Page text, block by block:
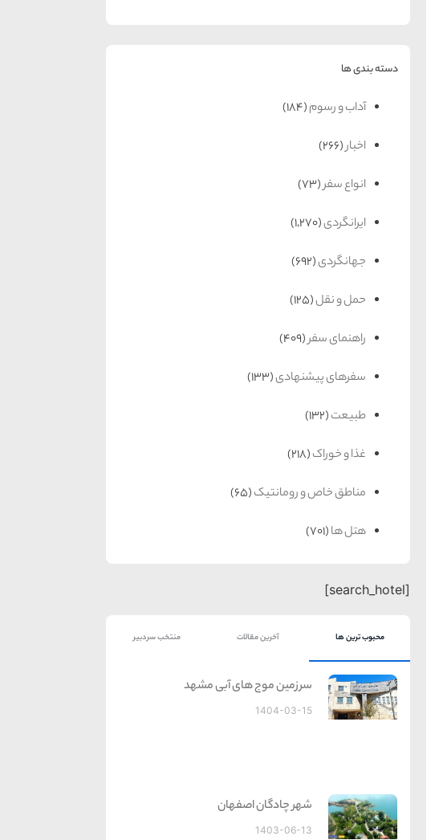
دسته بندی ها
آداب و رسوم(184)
اخبار(266)
انواع سفر(73)
ایرانگردی(1,270)
جهانگردی(692)
حمل و نقل(125)
راهنمای سفر(409)
سفرهای پیشنهادی(133)
طبیعت(132)
غذا و خوراک(218)
مناطق خاص و رومانتیک(65)
هتل ها(701)
[search_hotel]
محبوب ترین ها آخرین مقالات منتخب سردبیر
سرزمین موج های آبی مشهد
1404-03-15
شهر چادگان اصفهان
1403-06-13